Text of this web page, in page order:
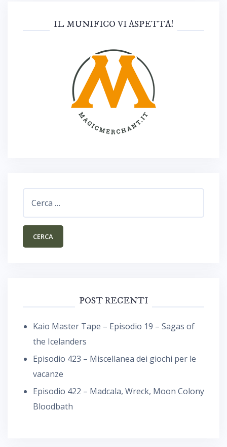
IL MUNIFICO VI ASPETTA!
POST RECENTI
Kaio Master Tape – Episodio 19 – Sagas of
the Icelanders
Episodio 423 – Miscellanea dei giochi per le
vacanze
Episodio 422 – Madcala, Wreck, Moon Colony
Bloodbath